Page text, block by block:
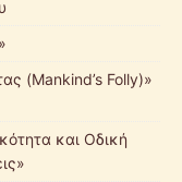
(Mankind’s Folly)»
και Οδική